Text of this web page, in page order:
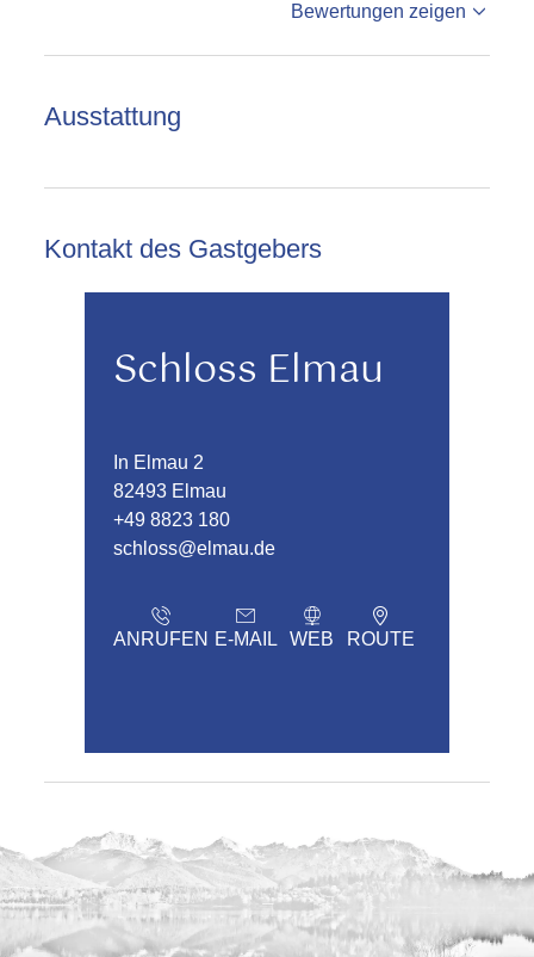
Bewertungen zeigen
Ausstattung
Kontakt des Gastgebers
Schloss Elmau
In Elmau 2
82493 Elmau
+49 8823 180
schloss@elmau.de
ANRUFEN E-MAIL WEB ROUTE